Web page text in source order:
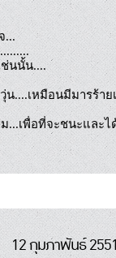
...
ช่นนั้น....
น....เหมือนมีมารร้า
...เพื่อที่จะชนะและ
ณ
12 กุมภาพันธ์